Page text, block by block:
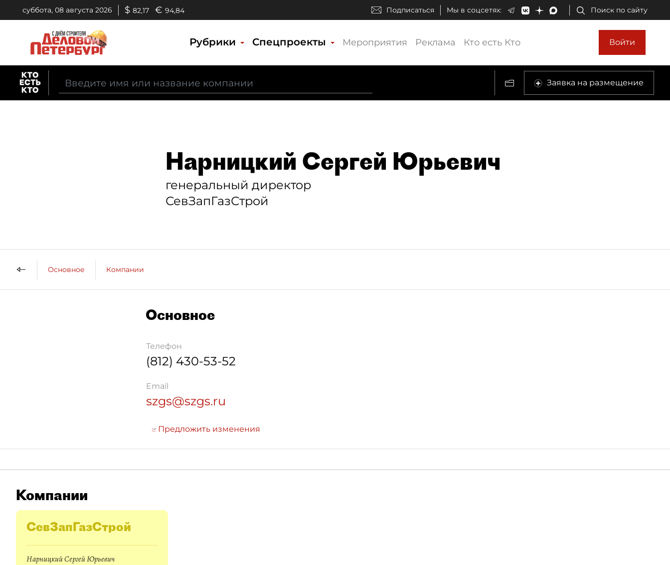
суббота, 08 августа 2026 $ 82,17 € 94,84 Подписаться Мы в соцсетях: Поиск по сайту
Рубрики Спецпроекты Мероприятия Реклама Кто есть Кто Войти
Заявка на размещение
Нарницкий Сергей Юрьевич
генеральный директор
СевЗапГазСтрой
Основное Компании
Основное
Телефон
(812) 430-53-52
Email
szgs@szgs.ru
Предложить изменения
Компании
СевЗапГазСтрой
Нарницкий Сергей Юрьевич